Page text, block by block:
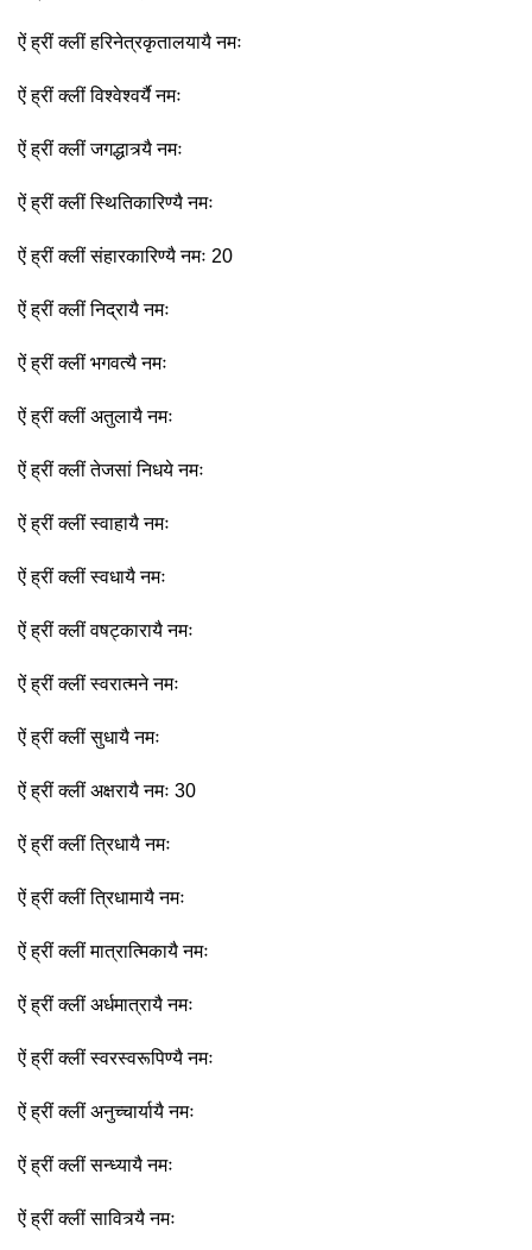
ऐं ह्रीं क्लीं हरिनेत्रकृतालयायै नमः
ऐं ह्रीं क्लीं विश्वेश्वर्यै नमः
ऐं ह्रीं क्लीं जगद्धात्र्यै नमः
ऐं ह्रीं क्लीं स्थितिकारिण्यै नमः
ऐं ह्रीं क्लीं संहारकारिण्यै नमः 20
ऐं ह्रीं क्लीं निद्रायै नमः
ऐं ह्रीं क्लीं भगवत्यै नमः
ऐं ह्रीं क्लीं अतुलायै नमः
ऐं ह्रीं क्लीं तेजसां निधये नमः
ऐं ह्रीं क्लीं स्वाहायै नमः
ऐं ह्रीं क्लीं स्वधायै नमः
ऐं ह्रीं क्लीं वषट्कारायै नमः
ऐं ह्रीं क्लीं स्वरात्मने नमः
ऐं ह्रीं क्लीं सुधायै नमः
ऐं ह्रीं क्लीं अक्षरायै नमः 30
ऐं ह्रीं क्लीं त्रिधायै नमः
ऐं ह्रीं क्लीं त्रिधामायै नमः
ऐं ह्रीं क्लीं मात्रात्मिकायै नमः
ऐं ह्रीं क्लीं अर्धमात्रायै नमः
ऐं ह्रीं क्लीं स्वरस्वरूपिण्यै नमः
ऐं ह्रीं क्लीं अनुच्चार्यायै नमः
ऐं ह्रीं क्लीं सन्ध्यायै नमः
ऐं ह्रीं क्लीं सावित्र्यै नमः